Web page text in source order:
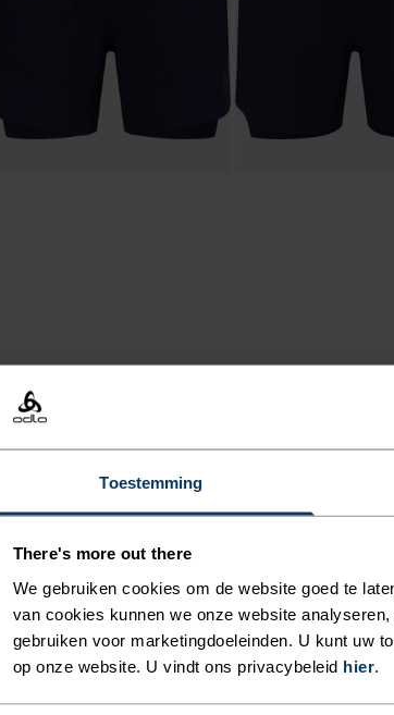
Toestemming
There's more out there
We gebruiken cookies om de website goed te
van cookies kunnen we onze website
gebruiken voor marketingdoeleinden. U kunt uw
op onze website. U vindt ons privacybeleid hier.
SHORT MET
VOOR
DE
PADEN.
running short is nu bijna volledig